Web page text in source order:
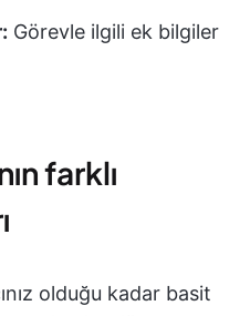
Görevle ilgili ek bilgiler
farklı
olduğu kadar basit